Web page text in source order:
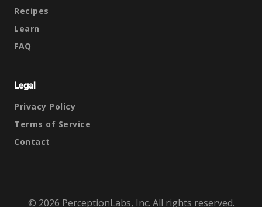
Recipes
Learn
FAQ
Legal
Privacy Policy
Terms of Service
Contact
© 2026 PerceptionLabs, Inc. All rights reserved.